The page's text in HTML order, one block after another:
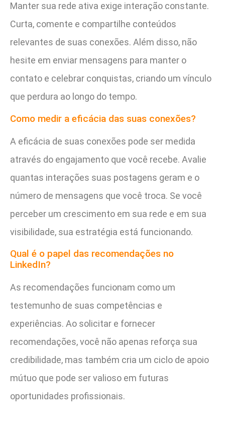
Manter sua rede ativa exige interação constante.
Curta, comente e compartilhe conteúdos
relevantes de suas conexões. Além disso, não
hesite em enviar mensagens para manter o
contato e celebrar conquistas, criando um vínculo
que perdura ao longo do tempo.
Como medir a eficácia das suas conexões?
A eficácia de suas conexões pode ser medida
através do engajamento que você recebe. Avalie
quantas interações suas postagens geram e o
número de mensagens que você troca. Se você
perceber um crescimento em sua rede e em sua
visibilidade, sua estratégia está funcionando.
Qual é o papel das recomendações no
LinkedIn?
As recomendações funcionam como um
testemunho de suas competências e
experiências. Ao solicitar e fornecer
recomendações, você não apenas reforça sua
credibilidade, mas também cria um ciclo de apoio
mútuo que pode ser valioso em futuras
oportunidades profissionais.